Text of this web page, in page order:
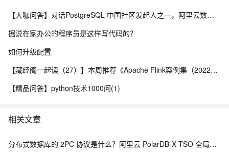
【大咖问答】对话PostgreSQL 中国社区发起人之一，阿里云数据库高级专家 德哥
据说在家办公的程序员是这样写代码的？
如何升级配置
【藏经阁一起读（27）】本周推荐《Apache Flink案例集（2022版）》，你有哪些心得？
【精品问答】python技术1000问(1)
相关文章
分布式数据库的 2PC 协议是什么？阿里云 PolarDB-X TSO 全局时间戳 + 2PC 高性能分布式事务解析